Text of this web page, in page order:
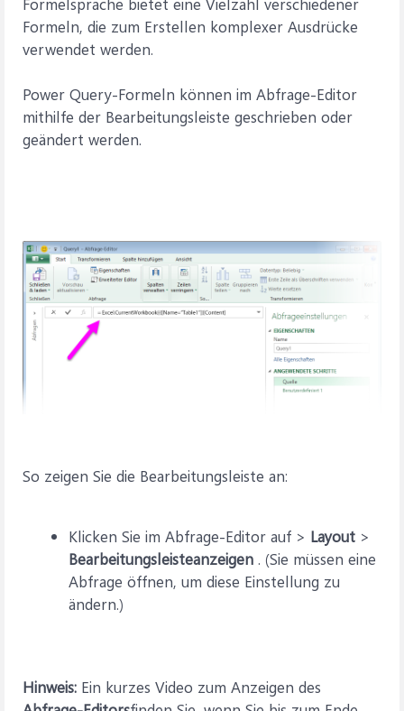
Formeln, die zum Erstellen komplexer Ausdrücke
verwendet werden.
Power Query-Formeln können im Abfrage-Editor
mithilfe der Bearbeitungsleiste geschrieben oder
geändert werden.
So zeigen Sie die Bearbeitungsleiste an:
Klicken Sie im Abfrage-Editor auf > Layout >
Bearbeitungsleisteanzeigen . (Sie müssen eine
Abfrage öffnen, um diese Einstellung zu
ändern.)
Hinweis: Ein kurzes Video zum Anzeigen des